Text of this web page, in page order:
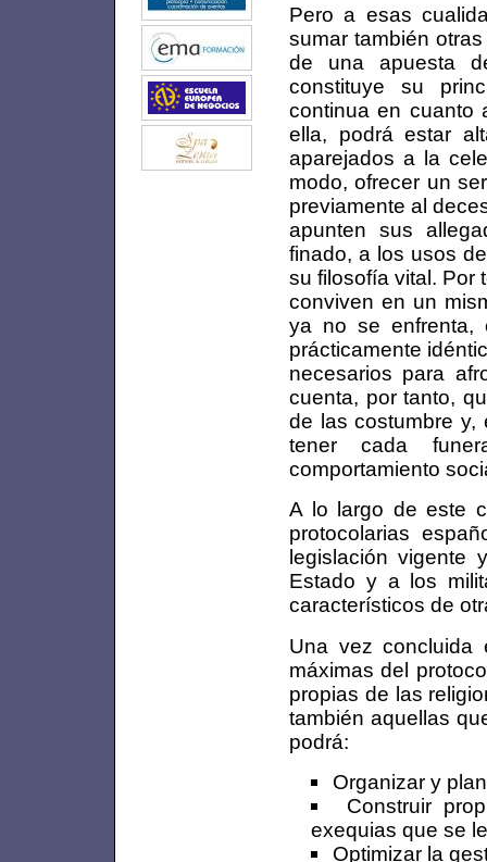
Pero a esas
sumar también
de una apuesta
constituye su
continua en cuanto
ella, podrá estar
aparejados a la
modo, ofrecer un
previamente al
apunten sus
finado, a los usos
su filosofía vital. Por
conviven en un
ya no se enfrenta,
prácticamente
necesarios para
cuenta, por tanto,
de las costumbre y,
tener cada
comportamiento
A lo largo de este
protocolarias
legislación vigente
Estado y a los
característicos de
Una vez concluida
máximas del
propias de las
también aquellas
podrá:
Organizar y
Construir
exequias que se
Optimizar la